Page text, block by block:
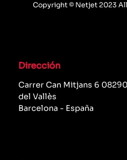
Copyright © Netjet 2023
Dirección
Carrer Can Mitjans 6
del Vallès
Barcelona - España